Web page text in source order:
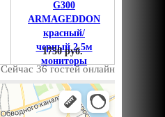
1750 руб.
Сейчас 36 гостей онлайн